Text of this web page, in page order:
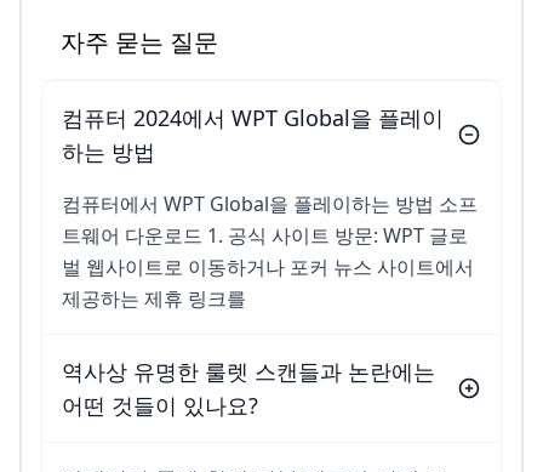
자주 묻는 질문
컴퓨터 2024에서 WPT Global을 플레이
하는 방법
컴퓨터에서 WPT Global을 플레이하는 방법 소프
트웨어 다운로드 1. 공식 사이트 방문: WPT 글로
벌 웹사이트로 이동하거나 포커 뉴스 사이트에서
제공하는 제휴 링크를
역사상 유명한 룰렛 스캔들과 논란에는
어떤 것들이 있나요?